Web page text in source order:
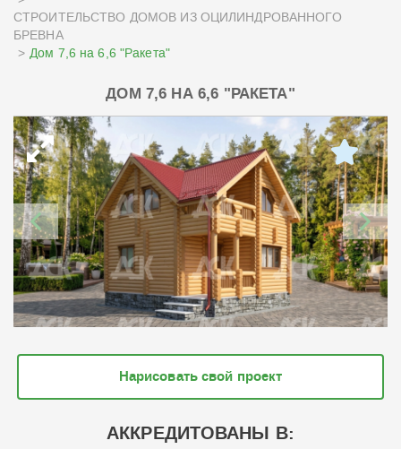
СТРОИТЕЛЬСТВО ДОМОВ ИЗ ОЦИЛИНДРОВАННОГО
БРЕВНА
Дом 7,6 на 6,6 "Ракета"
ДОМ 7,6 НА 6,6 "РАКЕТА"
Нарисовать свой проект
АККРЕДИТОВАНЫ В: